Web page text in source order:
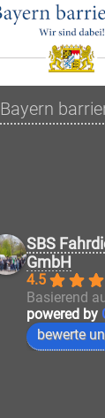
Bayern
SBS
GmbH
4.5
Basierend
powered by
bewerte